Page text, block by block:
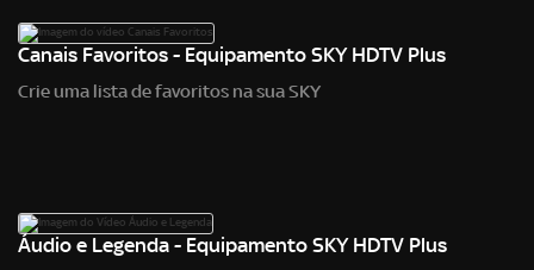
Canais Favoritos - Equipamento SKY HDTV Plus
Crie uma lista de favoritos na sua SKY
Áudio e Legenda - Equipamento SKY HDTV Plus